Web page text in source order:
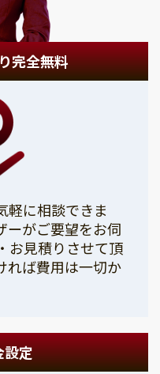
完全無料
軽に相談できま
ーがご要望をお伺
お見積りさせて頂
れば費用は一切か
設定